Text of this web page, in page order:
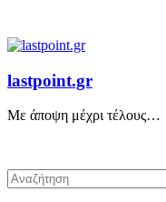
lastpoint.gr
Με άποψη μέχρι τέλους…